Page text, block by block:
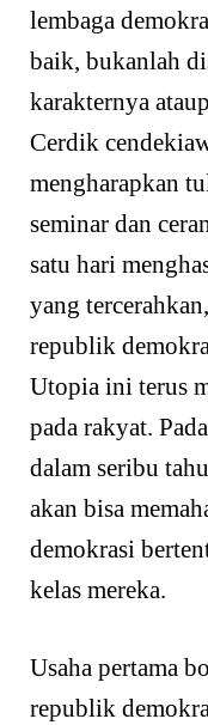
lembaga
baik, bukanlah
karakternya
Cerdik
mengharapkan
seminar dan
satu hari
yang
republik
Utopia ini terus
pada rakyat.
dalam seribu
akan bisa
demokrasi
kelas mereka.
Usaha pertama
republik